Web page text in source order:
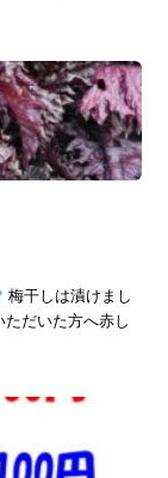
梅干しは漬けまし
だいた方へ赤し